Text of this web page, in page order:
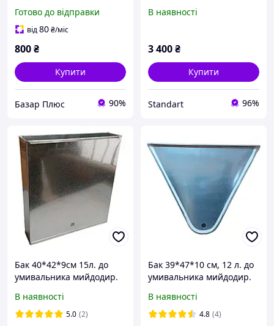
Готово до відправки
від80₴/міс
800₴
Купити
Базар Плюс 90%
В наявності
3 400₴
Купити
Standart 96%
Бак 40*42*9см 15л. до
умивальника мийдодир.
В наявності
5.0 (2)
Бак 39*47*10 см, 12 л. до
умивальника мийдодир.
В наявності
4.8 (4)